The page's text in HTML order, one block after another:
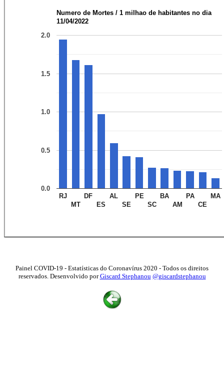
Numero de Mortes / 1 milhao de habitantes no dia
11/04/2022
RJ
MT
DF
ES
AL
SE
PE
SC
BA
AM
PA
CE
MA
0.0
0.5
1.0
1.5
2.0
Painel COVID-19 - Estatísticas do Coronavírus 2020 - Todos os direitos
reservados. Desenvolvido porGiscard Stephanou @giscardstephanou